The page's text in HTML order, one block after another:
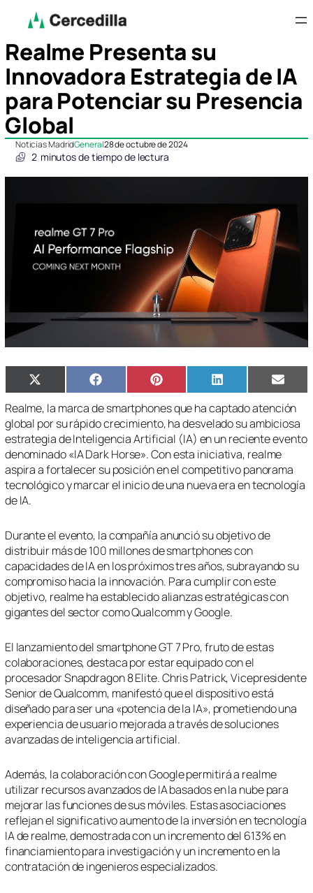
Realme Presenta su
Innovadora Estrategia de IA
para Potenciar su Presencia
Global
Noticias MadridGeneral28 de octubre de 2024
2 minutos de tiempo de lectura
Compartir
en
X
(Twitter)
Compartir
en
Facebook Compartir
en
Pinterest Compartir
en
LinkedIn
en
Email
Realme, la marca de smartphones que ha captado atención
global por su rápido crecimiento, ha desvelado su ambiciosa
estrategia de Inteligencia Artificial (IA) en un reciente evento
denominado «IA Dark Horse». Con esta iniciativa, realme
aspira a fortalecer su posición en el competitivo panorama
tecnológico y marcar el inicio de una nueva era en tecnología
de IA.
Durante el evento, la compañía anunció su objetivo de
distribuir más de 100 millones de smartphones con
capacidades de IA en los próximos tres años, subrayando su
compromiso hacia la innovación. Para cumplir con este
objetivo, realme ha establecido alianzas estratégicas con
gigantes del sector como Qualcomm y Google.
El lanzamiento del smartphone GT 7 Pro, fruto de estas
colaboraciones, destaca por estar equipado con el
procesador Snapdragon 8 Elite. Chris Patrick, Vicepresidente
Senior de Qualcomm, manifestó que el dispositivo está
diseñado para ser una «potencia de la IA», prometiendo una
experiencia de usuario mejorada a través de soluciones
avanzadas de inteligencia artificial.
Además, la colaboración con Google permitirá a realme
utilizar recursos avanzados de IA basados en la nube para
mejorar las funciones de sus móviles. Estas asociaciones
reflejan el significativo aumento de la inversión en tecnología
IA de realme, demostrada con un incremento del 613% en
financiamiento para investigación y un incremento en la
contratación de ingenieros especializados.